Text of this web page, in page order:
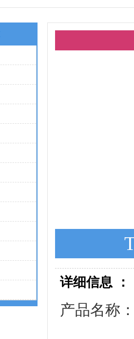
详细信息 ：
产品名称